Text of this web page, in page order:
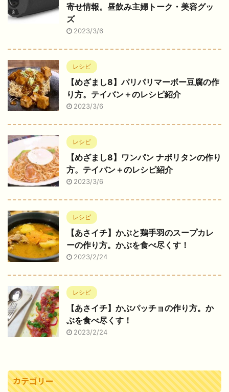
寄せ情報。昼飲み主婦トーク・美容グッ
ズ
2023/3/6
レシピ
【めざまし8】パリパリマーボー豆腐の作
り方。テイバン＋のレシピ紹介
2023/3/6
レシピ
【めざまし8】ワンパン ナポリタンの作り
方。テイバン＋のレシピ紹介
2023/3/6
レシピ
【あさイチ】かぶと鶏手羽のスープカレ
ーの作り方。かぶを食べ尽くす！
2023/2/24
レシピ
【あさイチ】かぶパッチョの作り方。か
ぶを食べ尽くす！
2023/2/24
カテゴリー